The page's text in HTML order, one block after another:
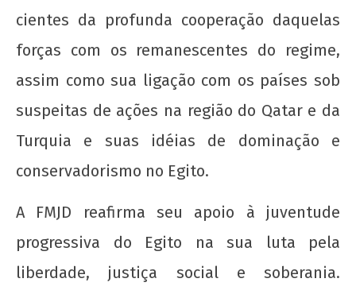
22 de
agosto
de
wp-
admin
59° CONUNE na UFS, o Coletivo Quilombo (PT)
cientes da profunda cooperação daquelas
forças com os remanescentes do regime,
assim como sua ligação com os países sob
suspeitas de ações na região do Qatar e da
Turquia e suas idéias de dominação e
conservadorismo no Egito.
A FMJD reafirma seu apoio à juventude
progressiva do Egito na sua luta pela
liberdade, justiça social e soberania.